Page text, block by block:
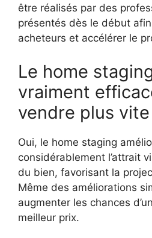
être réalisés par des
présentés dès le début
acheteurs et accélérer le
Le home
vraiment
vendre plus vite
Oui, le home staging
considérablement l’attrait
du bien, favorisant la
Même des améliorations
augmenter les chances
meilleur prix.